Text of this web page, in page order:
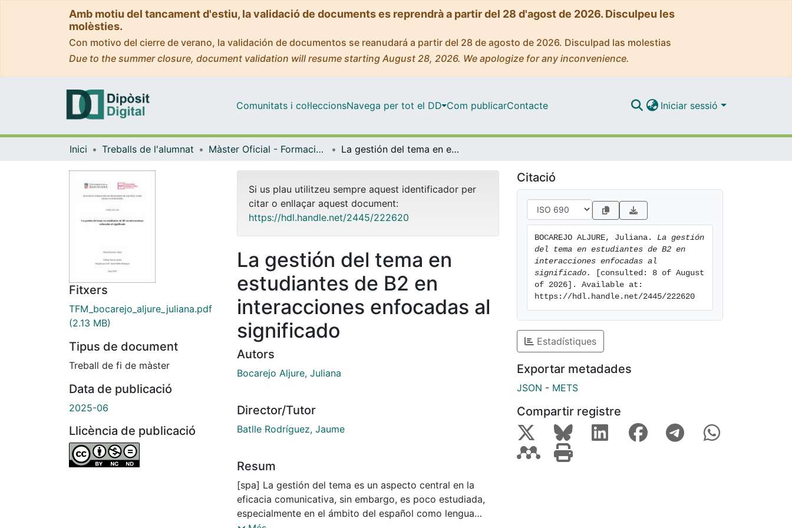
Amb motiu del tancament d'estiu, la validació de documents es reprendrà a partir del 28 d'agost de 2026. Disculpeu les
molèsties.
Con motivo del cierre de verano, la validación de documentos se reanudará a partir del 28 de agosto de 2026. Disculpad las molestias
Due to the summer closure, document validation will resume starting August 28, 2026. We apologize for any inconvenience.
Comunitats i col·leccionsNavega per tot el DD Com publicarContacte Iniciar sessió
Inici Treballs de l'alumnat Màster Oficial - Formació de Professor d'Espanyol com a Llengua Estrangera [Presencial UB] La gestión del tema en estudiantes de B2 en interacciones enfocadas al significado
Fitxers
TFM_bocarejo_aljure_juliana.pdf
(2.13 MB)
Tipus de document
Treball de fi de màster
Data de publicació
2025-06
Llicència de publicació
Si us plau utilitzeu sempre aquest identificador per
citar o enllaçar aquest document:
https://hdl.handle.net/2445/222620
La gestión del tema en
estudiantes de B2 en
interacciones enfocadas al
significado
Autors
Bocarejo Aljure, Juliana
Director/Tutor
Batlle Rodríguez, Jaume
Resum
[spa] La gestión del tema es un aspecto central en la
eficacia comunicativa, sin embargo, es poco estudiada,
especialmente en el ámbito del español como lengua
Citació
BOCAREJO ALJURE, Juliana. La gestión
del tema en estudiantes de B2 en
interacciones enfocadas al
significado.
[consulted: 8 of August
of 2026]. Available at:
https://hdl.handle.net/2445/222620
Estadístiques
Exportar metadades
JSON - METS
Compartir registre